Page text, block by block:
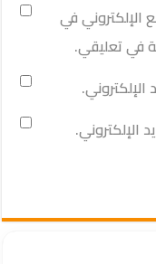
الإلكتروني في
في تعليقي.
الإلكتروني.